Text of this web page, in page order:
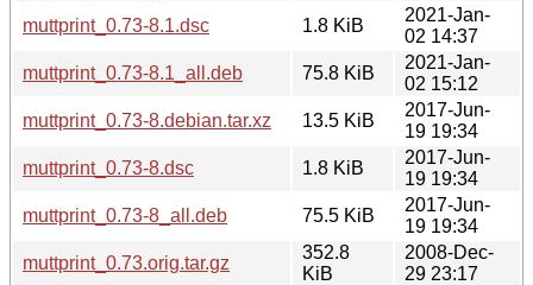
muttprint_0.73-8.1.dsc
1.8 KiB
2021-Jan-
02 14:37
muttprint_0.73-8.1_all.deb
75.8 KiB
2021-Jan-
02 15:12
muttprint_0.73-8.debian.tar.xz
13.5 KiB
2017-Jun-
19 19:34
muttprint_0.73-8.dsc
1.8 KiB
2017-Jun-
19 19:34
muttprint_0.73-8_all.deb
75.5 KiB
2017-Jun-
19 19:34
muttprint_0.73.orig.tar.gz
352.8
KiB
2008-Dec-
29 23:17